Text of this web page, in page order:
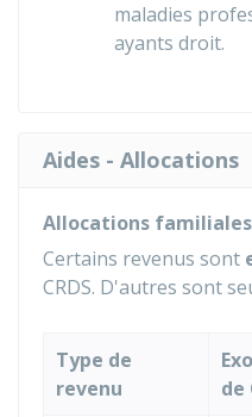
maladies
ayants droit.
Aides - Allocations
Allocations familiales
Certains revenus sont
CRDS. D'autres sont
Type de
revenu
de